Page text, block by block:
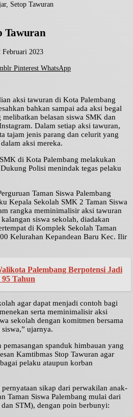
Setop Tawuran
Tawuran
Februari 2023
Pinterest WhatsApp
aksi tawuran di Kota Palembang
bahkan sampai ada aksi begal
belasan siswa SMK dan
Dalam setiap aksi tawuran,
tajam jenis parang dan celurit yang
aksi mereka.
di Kota Palembang melakukan
Polisi menindak tegas pelaku
Taman Siswa Palembang
Kepala Sekolah SMK 2 Taman Siswa
rangka meminimalisir aksi tawuran
siswa sekolah, diadakan
di Komplek Sekolah Taman
Kelurahan Kepandean Baru Kec. Ilir
Palembang Berpotensi Jadi
Tahun
agar dapat menjadi contoh bagi
serta meminimalisir aksi
sekolah dengan komitmen bersama
ujarnya.
spanduk himbauan yang
Kamtibmas Stop Tawuran agar
pelaku ataupun korban
sikap dari perwakilan anak-
Taman Siswa Palembang mulai dari
STM), dengan poin berbunyi: